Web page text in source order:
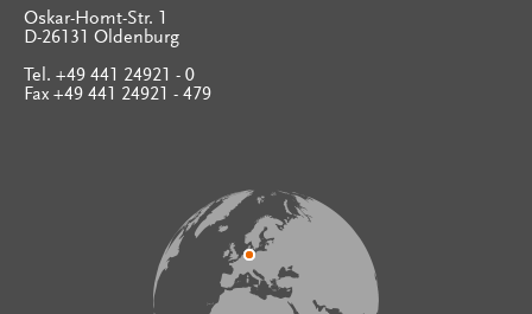
Oskar-Homt-Str. 1
D-26131 Oldenburg
Tel. +49 441 24921 - 0
Fax +49 441 24921 - 479